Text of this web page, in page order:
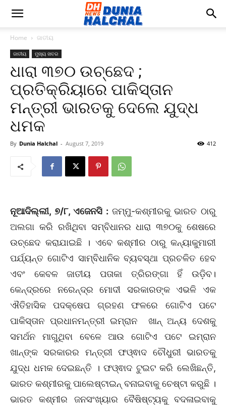
Home ଜାତୀୟ
ଜାତୀୟ ମୁଖ୍ୟ ଖବର
ଧାରା ୩୭୦ ଉଚ୍ଛେଦ ;
ପ୍ରତିକ୍ରିୟାରେ ପାକିସ୍ତାନ
ମନ୍ତ୍ରୀ ଭାରତକୁ ଦେଲେ ଯୁଦ୍ଧ
ଧମକ
By Dunia Halchal - August 7, 2019 412
ନୂଆଦିଲ୍ଲୀ, ୭/୮, ଏଜେନସି : ଜମ୍ମୁ-କଶ୍ମୀରକୁ ଭାରତ ଠାରୁ
ଅଲଗା କରି ରଖିଥିବା ସମ୍ବିଧାନର ଧାରା ୩୭୦କୁ ଶେଷରେ
ଉଚ୍ଛେଦ କରାଯାଇଛି । ଏବେ କଶ୍ମୀର ଠାରୁ କନ୍ୟାକୁମାରୀ
ପର୍ଯ୍ୟନ୍ତ ଗୋଟିଏ ସାମ୍ବିଧାନିକ ବ୍ୟବସ୍ଥା ପ୍ରଚଳିତ ହେବ
ଏବଂ କେବଳ ଜାତୀୟ ପତାକା ତ୍ରିରଙ୍ଗା ହିଁ ଉଡ଼ିବ।
କେନ୍ଦ୍ରରେ ନରେନ୍ଦ୍ର ମୋଦୀ ସରକାରଙ୍କ ଏଭଳି ଏକ
ଐତିହାସିକ ପଦକ୍ଷେପ ଗ୍ରହଣ ଫଳରେ ଗୋଟିଏ ପଟେ
ପାକିସ୍ତାନ ପ୍ରଧାନମନ୍ତ୍ରୀ ଇମ୍ରାନ ଖାନ୍‌ ଅନ୍ୟ ଦେଶକୁ
ସମର୍ଥନ ମାଗୁଥିବା ବେଳେ ଆଉ ଗୋଟିଏ ପଟେ ଇମ୍ରାନ
ଖାନ୍‌ଙ୍କ ସରକାରର ମନ୍ତ୍ରୀ ଫଓ୍ଵାଦ ଚୌଧୁରୀ ଭାରତକୁ
ଯୁଦ୍ଧ ଧମକ ଦେଇଛନ୍ତି । ଫଓ୍ଵାଦ ଟୁଇଟ କରି ଲେଖିଛନ୍ତି,
ଭାରତ କଶ୍ମୀରକୁ ପାଲେଷ୍ଟାଇନ୍‌ ବନାଇବାକୁ ଚେଷ୍ଟା କରୁଛି ।
ଭାରତ କଶ୍ମୀର ଜନସଂଖ୍ୟାର ବୈଷିଷ୍ଟ୍ୟକୁ ବଦଳାଇବାକୁ